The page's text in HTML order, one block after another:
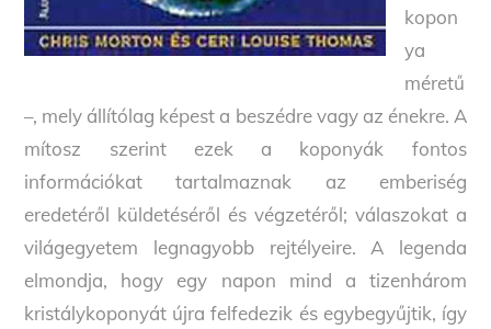
kopon
ya
méretű
–, mely állítólag képest a beszédre vagy az énekre. A
mítosz szerint ezek a koponyák fontos
információkat tartalmaznak az emberiség
eredetéről küldetéséről és végzetéről; válaszokat a
világegyetem legnagyobb rejtélyeire. A legenda
elmondja, hogy egy napon mind a tizenhárom
kristálykoponyát újra felfedezik és egybegyűjtik, így